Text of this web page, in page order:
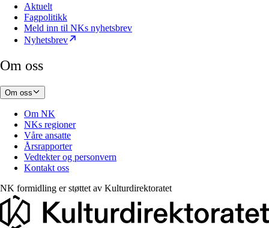
Aktuelt
Fagpolitikk
Meld inn til NKs nyhetsbrev
Nyhetsbrev
Om oss
Om oss
Om NK
NKs regioner
Våre ansatte
Årsrapporter
Vedtekter og personvern
Kontakt oss
NK formidling er støttet av Kulturdirektoratet